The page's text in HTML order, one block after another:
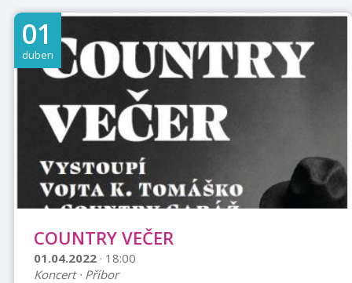
na tel: 556725037 nebo osobně v knihovně.
Čtyřhodinový seminář pro 15 účastníků. Akce proběhne
v Městské knihovně Příbor
01
duben
COUNTRY VEČER
01.04.2022 · 18:00
Koncert · Příbor